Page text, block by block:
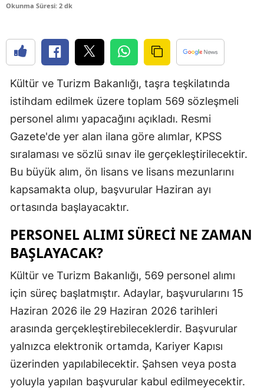
Denizli
Diyarbakır
Edirne
Erzincan
Erzurum
Giresun
Hakkari
Hatay
Isparta
Mersin
İstanbul
Okunma Süresi: 2 dk
Kültür ve Turizm Bakanlığı, taşra teşkilatında
istihdam edilmek üzere toplam 569 sözleşmeli
personel alımı yapacağını açıkladı. Resmi
Gazete'de yer alan ilana göre alımlar, KPSS
sıralaması ve sözlü sınav ile gerçekleştirilecektir.
Bu büyük alım, ön lisans ve lisans mezunlarını
kapsamakta olup, başvurular Haziran ayı
ortasında başlayacaktır.
PERSONEL ALIMI SÜRECI NE ZAMAN
BAŞLAYACAK?
Kültür ve Turizm Bakanlığı, 569 personel alımı
için süreç başlatmıştır. Adaylar, başvurularını 15
Haziran 2026 ile 29 Haziran 2026 tarihleri
arasında gerçekleştirebileceklerdir. Başvurular
yalnızca elektronik ortamda, Kariyer Kapısı
üzerinden yapılabilecektir. Şahsen veya posta
yoluyla yapılan başvurular kabul edilmeyecektir.